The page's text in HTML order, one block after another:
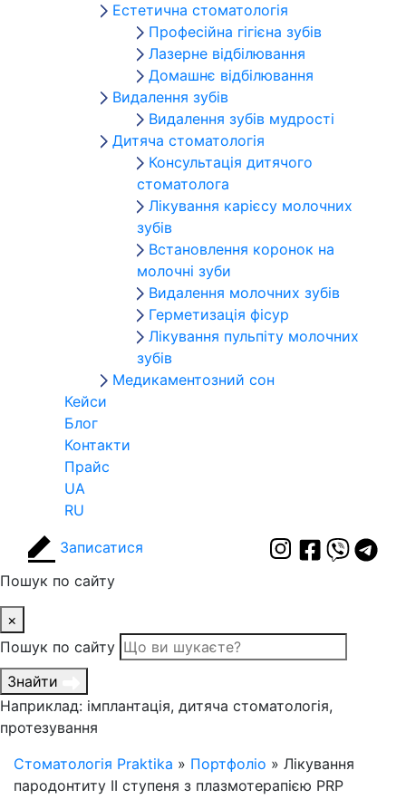
Естетична стоматологія
Професійна гігієна зубів
Лазерне відбілювання
Домашнє відбілювання
Видалення зубів
Видалення зубів мудрості
Дитяча стоматологія
Консультація дитячого
стоматолога
Лікування карієсу молочних
зубів
Встановлення коронок на
молочні зуби
Видалення молочних зубів
Герметизація фісур
Лікування пульпіту молочних
зубів
Медикаментозний сон
Кейси
Блог
Контакти
Прайс
UA
RU
Записатися
Пошук по сайту
×
Пошук по сайту
Знайти
Наприклад: імплантація, дитяча стоматологія,
протезування
Стоматологія Praktika » Портфоліо » Лікування
пародонтиту ІІ ступеня з плазмотерапією PRP